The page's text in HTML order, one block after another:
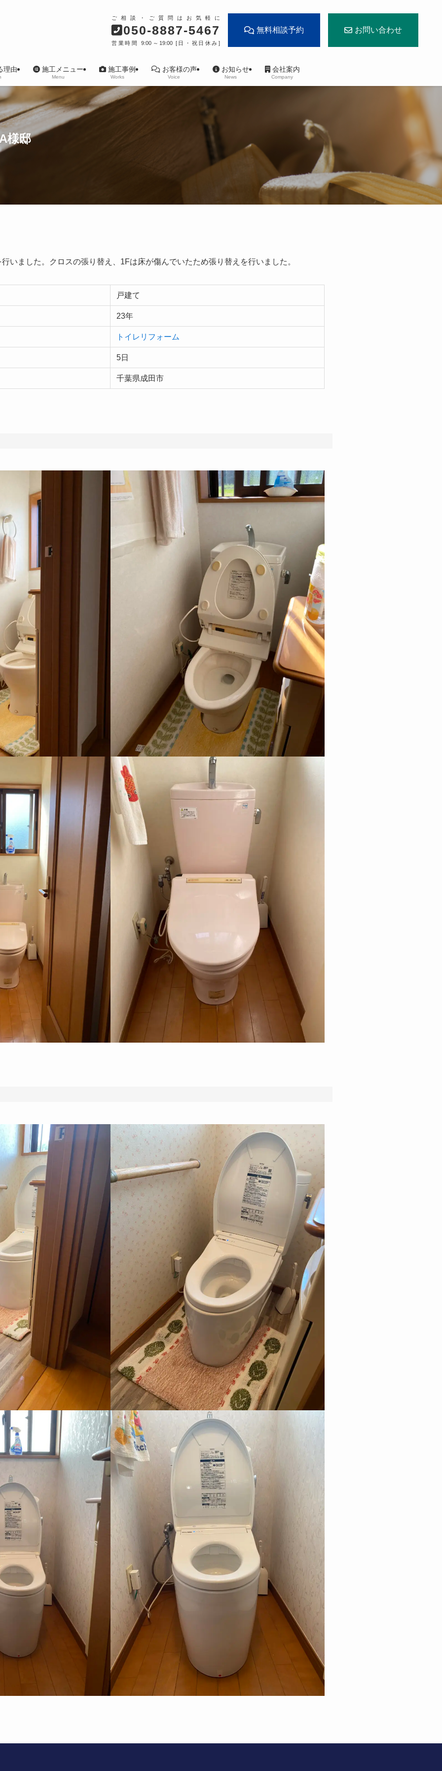
ご相談・ご質問はお気軽に
050-8887-5467
営業時間 9:00～19:00 [日・祝日休み]
無料相談予約 お問い合わせ
理由 施工メニュー
Menu
施工事例
Works
お客様の声
Voice
お知らせ
News
会社案内
Company
様邸
いました。クロスの張り替え、1Fは床が傷んでいたため張り替えを行いました。
戸建て
23年
トイレリフォーム
5日
千葉県成田市